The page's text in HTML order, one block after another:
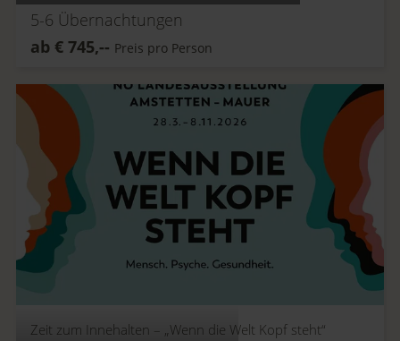
5-6 Übernachtungen
ab € 745,-- Preis pro Person
Zeit zum Innehalten – „Wenn die Welt Kopf steht“